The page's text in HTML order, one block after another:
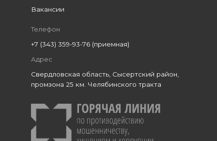
Вакансии
Телефон
+7 (343) 359-93-76 (приемная)
Адрес
Свердловская область, Сысертский район,
промзона 25 км. Челябинского тракта